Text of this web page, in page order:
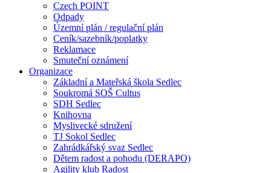
Czech POINT
Odpady
Územní plán / regulační plán
Ceník/sazebník/poplatky
Reklamace
Smuteční oznámení
Organizace
Základní a Mateřská škola Sedlec
Soukromá SOŠ Cultus
SDH Sedlec
Knihovna
Myslivecké sdružení
TJ Sokol Sedlec
Zahrádkářský svaz Sedlec
Dětem radost a pohodu (DERAPO)
Agility klub Radost